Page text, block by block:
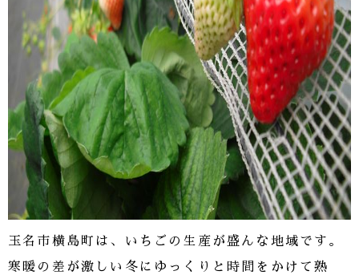
玉名市横島町は、いちごの生産が盛んな地域です。
寒暖の差が激しい冬にゆっくりと時間をかけて熟